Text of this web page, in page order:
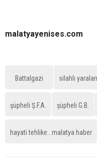
malatyayenises.com
Battalgazi silahlı
şüpheli Ş.F.A. şüpheli G.B.
hayati tehlike.. malatya haber